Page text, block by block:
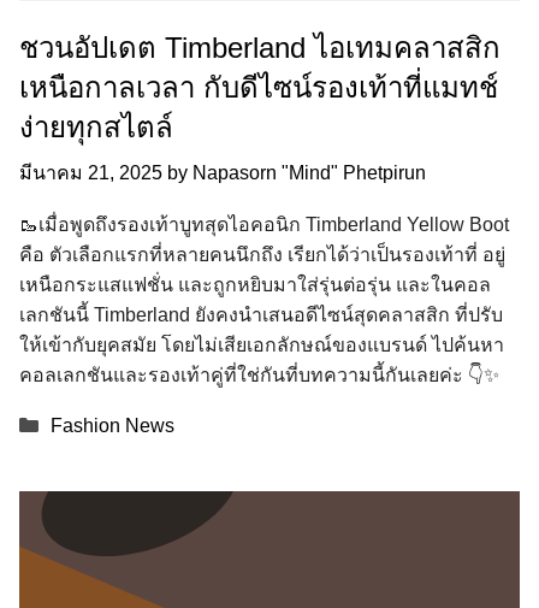
ชวนอัปเดต Timberland ไอเทมคลาสสิก
เหนือกาลเวลา กับดีไซน์รองเท้าที่แมทช์
ง่ายทุกสไตล์
มีนาคม 21, 2025 by Napasorn "Mind" Phetpirun
🥾เมื่อพูดถึงรองเท้าบูทสุดไอคอนิก Timberland Yellow Boot
คือ ตัวเลือกแรกที่หลายคนนึกถึง เรียกได้ว่าเป็นรองเท้าที่ อยู่
เหนือกระแสแฟชั่น และถูกหยิบมาใส่รุ่นต่อรุ่น และในคอล
เลกชันนี้ Timberland ยังคงนำเสนอดีไซน์สุดคลาสสิก ที่ปรับ
ให้เข้ากับยุคสมัย โดยไม่เสียเอกลักษณ์ของแบรนด์ ไปค้นหา
คอลเลกชันและรองเท้าคู่ที่ใช่กันที่บทความนี้กันเลยค่ะ 👇✨
Categories
Fashion News